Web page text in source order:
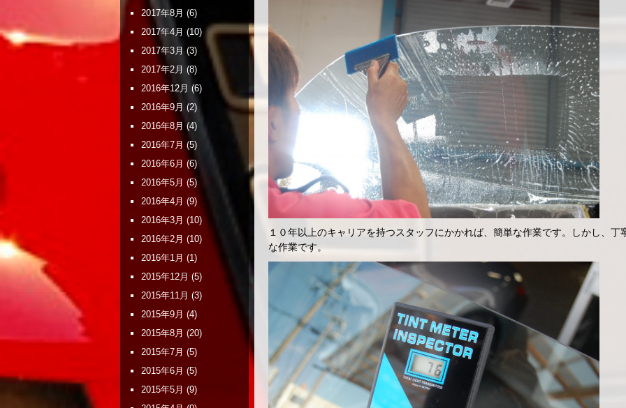
１０年以上のキャリアを持つスタッフにかかれば、簡単な作業です。しかし、丁
な作業です。
2017年8月 (6)
2017年4月 (10)
2017年3月 (3)
2017年2月 (8)
2016年12月 (6)
2016年9月 (2)
2016年8月 (4)
2016年7月 (5)
2016年6月 (6)
2016年5月 (5)
2016年4月 (9)
2016年3月 (10)
2016年2月 (10)
2016年1月 (1)
2015年12月 (5)
2015年11月 (3)
2015年9月 (4)
2015年8月 (20)
2015年7月 (5)
2015年6月 (5)
2015年5月 (9)